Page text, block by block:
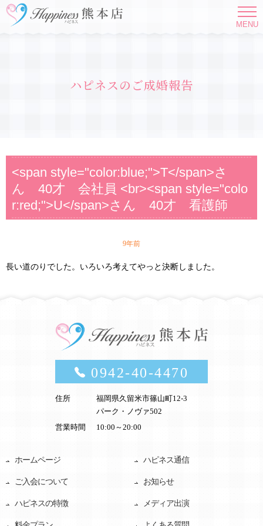
MENU
ハピネスのご成婚報告
<span style="color:blue;">T</span>さ
ん 40才 会社員 <br><span style="colo
r:red;">U</span>さん 40才 看護師
9年前
長い道のりでした。いろいろ考えてやっと決断しました。
0942-40-4470
住所
福岡県久留米市篠山町12-3
パーク・ノヴァ502
営業時間
10:00～20:00
ホームページ
ご入会について
ハピネスの特徴
ハピネス通信
お知らせ
メディア出演